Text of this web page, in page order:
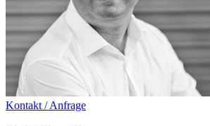
Kontakt / Anfrage